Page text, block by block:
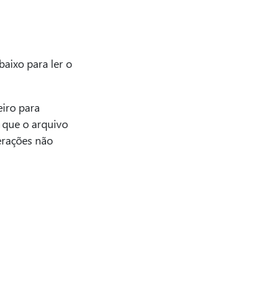
para ler o
para
o arquivo
não